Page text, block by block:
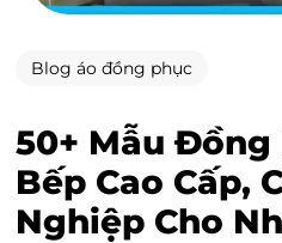
Blog áo đồng phục
50+ Mẫu
Bếp Cao Cấp,
Nghiệp Cho